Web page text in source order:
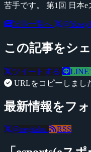
苦手です。 第1回 日本
記事一覧へ
この記事をシ
ツイートする LINE
URLをコピーしまし
最新情報をフ
@negitaku RSS